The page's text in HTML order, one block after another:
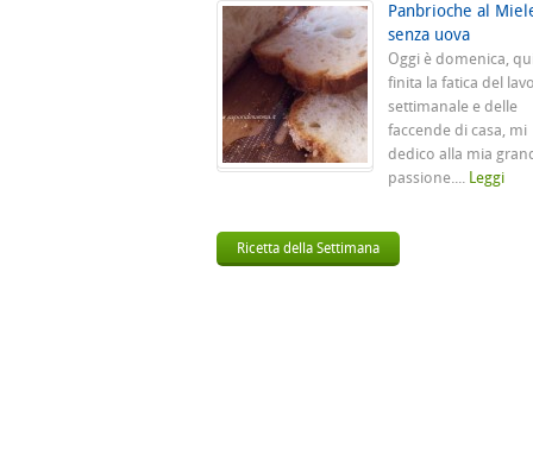
Panbrioche al
senza uova
Oggi è domenica,
finita la fatica del
settimanale e delle
faccende di casa, mi
dedico alla mia
passione.... Leggi
Ricetta della Settimana